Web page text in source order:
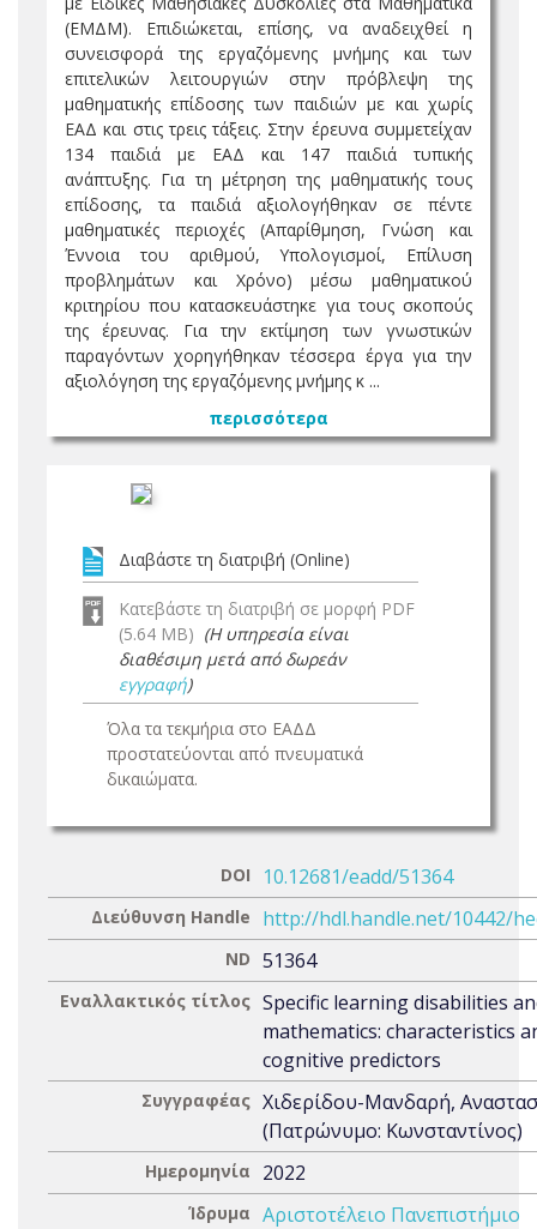
(ΕΜΔΜ). Επιδιώκεται, επίσης, να αναδειχθεί η
συνεισφορά της εργαζόμενης μνήμης και των
επιτελικών λειτουργιών στην πρόβλεψη της
μαθηματικής επίδοσης των παιδιών με και χωρίς
ΕΑΔ και στις τρεις τάξεις. Στην έρευνα συμμετείχαν
134 παιδιά με ΕΑΔ και 147 παιδιά τυπικής
ανάπτυξης. Για τη μέτρηση της μαθηματικής τους
επίδοσης, τα παιδιά αξιολογήθηκαν σε πέντε
μαθηματικές περιοχές (Απαρίθμηση, Γνώση και
Έννοια του αριθμού, Υπολογισμοί, Επίλυση
προβλημάτων και Χρόνο) μέσω μαθηματικού
κριτηρίου που κατασκευάστηκε για τους σκοπούς
της έρευνας. Για την εκτίμηση των γνωστικών
παραγόντων χορηγήθηκαν τέσσερα έργα για την
αξιολόγηση της εργαζόμενης μνήμης κ ...
περισσότερα
Διαβάστε τη διατριβή (Online)
Κατεβάστε τη διατριβή σε μορφή PDF
(5.64 MB) (Η υπηρεσία είναι
διαθέσιμη μετά από δωρεάν
εγγραφή)
Όλα τα τεκμήρια στο ΕΑΔΔ
προστατεύονται από πνευματικά
δικαιώματα.
DOI 10.12681/eadd/51364
Διεύθυνση Handle http://hdl.handle.net/10442/
ND 51364
Εναλλακτικός τίτλος Specific learning disabilities
mathematics: characteristics
cognitive predictors
Συγγραφέας Χιδερίδου-Μανδαρή,
(Πατρώνυμο: Κωνσταντίνος)
Ημερομηνία 2022
Ίδρυμα Αριστοτέλειο Πανεπιστήμιο